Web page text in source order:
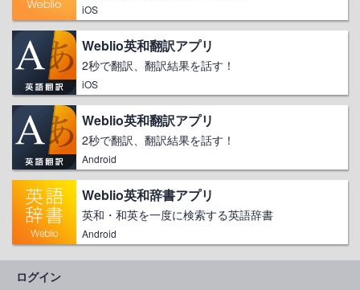
iOS
Weblio英和翻訳アプリ
2秒で翻訳、翻訳結果を話す！
iOS
Weblio英和翻訳アプリ
2秒で翻訳、翻訳結果を話す！
Android
Weblio英和辞書アプリ
英和・和英を一度に検索する英語辞書
Android
ログイン